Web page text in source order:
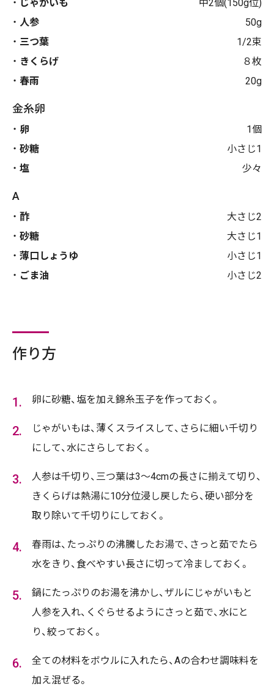
じゃがいも
中2個(150g位)
人参
50g
三つ葉
1/2束
きくらげ
８枚
春雨
20g
金糸卵
卵
1個
砂糖
小さじ1
塩
少々
A
酢
大さじ2
砂糖
大さじ1
薄口しょうゆ
小さじ1
ごま油
小さじ2
作り方
卵に砂糖、塩を加え錦糸玉子を作っておく。
じゃがいもは、薄くスライスして、さらに細い千切り
にして、水にさらしておく。
人参は千切り、三つ葉は3～4cmの長さに揃えて切り、
きくらげは熱湯に10分位浸し戻したら、硬い部分を
取り除いて千切りにしておく。
春雨は、たっぷりの沸騰したお湯で、さっと茹でたら
水をきり、食べやすい長さに切って冷ましておく。
鍋にたっぷりのお湯を沸かし、ザルにじゃがいもと
人参を入れ、くぐらせるようにさっと茹で、水にと
り、絞っておく。
全ての材料をボウルに入れたら、Aの合わせ調味料を
加え混ぜる。